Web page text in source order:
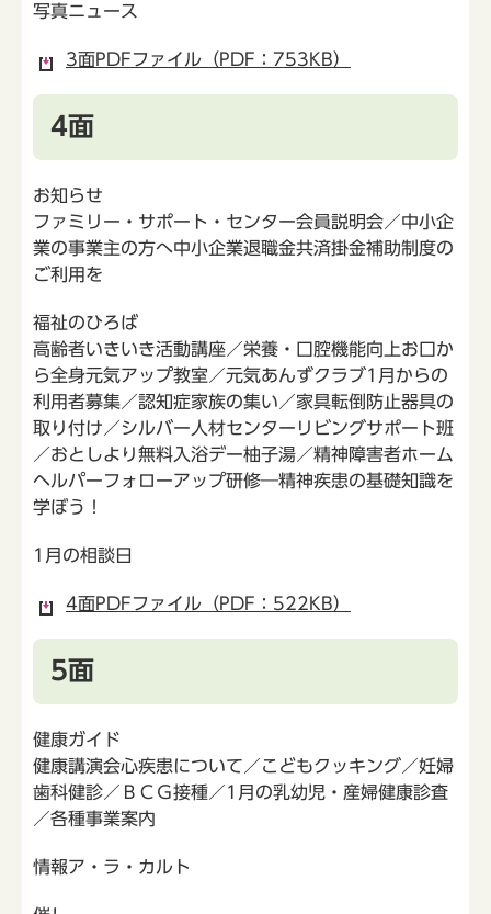
写真ニュース
3面PDFファイル（PDF：753KB）
4面
お知らせ
ファミリー・サポート・センター会員説明会／中小企
業の事業主の方へ中小企業退職金共済掛金補助制度の
ご利用を
福祉のひろば
高齢者いきいき活動講座／栄養・口腔機能向上お口か
ら全身元気アップ教室／元気あんずクラブ1月からの
利用者募集／認知症家族の集い／家具転倒防止器具の
取り付け／シルバー人材センターリビングサポート班
／おとしより無料入浴デー柚子湯／精神障害者ホーム
ヘルパーフォローアップ研修―精神疾患の基礎知識を
学ぼう！
1月の相談日
4面PDFファイル（PDF：522KB）
5面
健康ガイド
健康講演会心疾患について／こどもクッキング／妊婦
歯科健診／ＢＣＧ接種／1月の乳幼児・産婦健康診査
／各種事業案内
情報ア・ラ・カルト